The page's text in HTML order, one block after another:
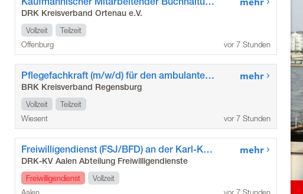
DRK Kreisverband Ortenau e.V.
Vollzeit
Teilzeit
Offenburg
vor 7 Stunden
Pflegefachkraft (m/w/d) für den ambulanten Pflegedienst Wiesent
BRK Kreisverband Regensburg
Vollzeit
Teilzeit
Wiesent
mehr
vor 7 Stunden
Freiwilligendienst (FSJ/BFD) an der Karl-Kessler-Schule der Stadt Aalen
DRK-KV Aalen Abteilung Freiwilligendienste
Freiwilligendienst
Vollzeit
mehr